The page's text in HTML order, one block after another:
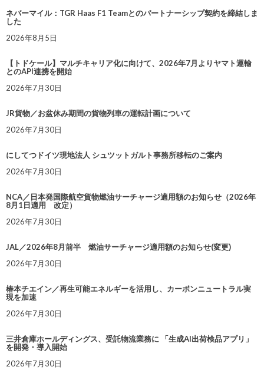
ネバーマイル：TGR Haas F1 Teamとのパートナーシップ契約を締結しま
した
2026年8月5日
【トドケール】マルチキャリア化に向けて、2026年7月よりヤマト運輸
とのAPI連携を開始
2026年7月30日
JR貨物／お盆休み期間の貨物列車の運転計画について
2026年7月30日
にしてつドイツ現地法人 シュツットガルト事務所移転のご案内
2026年7月30日
NCA／日本発国際航空貨物燃油サーチャージ適用額のお知らせ（2026年
8月1日適用 改定）
2026年7月30日
JAL／2026年8月前半 燃油サーチャージ適用額のお知らせ(変更)
2026年7月30日
椿本チエイン／再生可能エネルギーを活用し、カーボンニュートラル実
現を加速
2026年7月30日
三井倉庫ホールディングス、受託物流業務に 「生成AI出荷検品アプリ」
を開発・導入開始
2026年7月30日